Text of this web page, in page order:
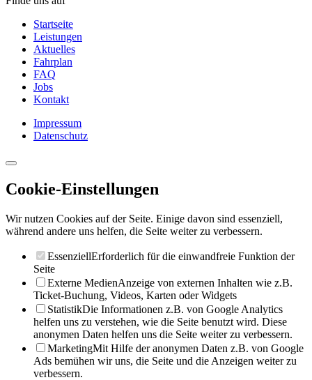
Startseite
Leistungen
Aktuelles
Fahrplan
FAQ
Jobs
Kontakt
Impressum
Datenschutz
Cookie-Einstellungen
Wir nutzen Cookies auf der Seite. Einige davon sind essenziell,
während andere uns helfen, die Seite weiter zu verbessern.
EssenziellErforderlich für die einwandfreie Funktion der
Seite
Externe MedienAnzeige von externen Inhalten wie z.B.
Ticket-Buchung, Videos, Karten oder Widgets
StatistikDie Informationen z.B. von Google Analytics
helfen uns zu verstehen, wie die Seite benutzt wird. Diese
anonymen Daten helfen uns die Seite weiter zu verbessern.
MarketingMit Hilfe der anonymen Daten z.B. von Google
Ads bemühen wir uns, die Seite und die Anzeigen weiter zu
verbessern.